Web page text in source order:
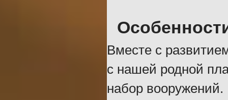
Вместе с
с нашей родной
набор